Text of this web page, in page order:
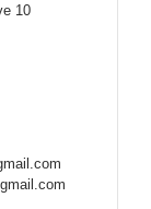
10
89 80
80